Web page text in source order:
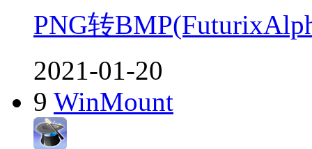
PNG转
2021-01-20
9 WinMount